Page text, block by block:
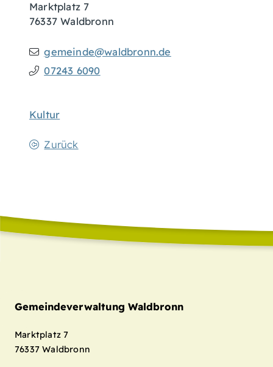
Marktplatz 7
76337 Waldbronn
gemeinde@waldbronn.de
07243 6090
Kultur
Zurück
Gemeindeverwaltung Waldbronn
Marktplatz 7
76337 Waldbronn